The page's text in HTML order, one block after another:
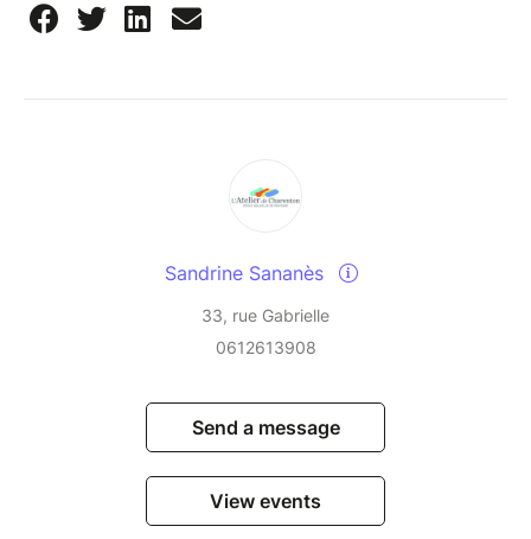
Sandrine Sananès
33, rue Gabrielle
0612613908
Send a message
View events